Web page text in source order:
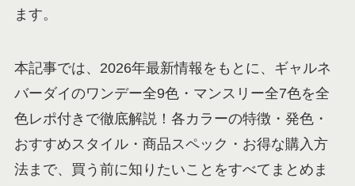
ます。
本記事では、2026年最新情報をもとに、ギャルネ
バーダイのワンデー全9色・マンスリー全7色を全
色レポ付きで徹底解説！各カラーの特徴・発色・
おすすめスタイル・商品スペック・お得な購入方
法まで、買う前に知りたいことをすべてまとめま